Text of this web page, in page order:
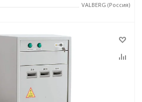
VALBERG (Россия)